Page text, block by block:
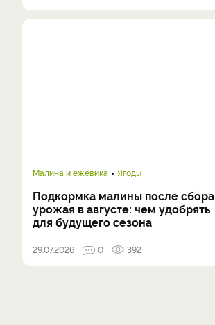
Малина и ежевика Ягоды
Подкормка малины после сбора
урожая в августе: чем удобрять
для будущего сезона
29.07.2026 0 392